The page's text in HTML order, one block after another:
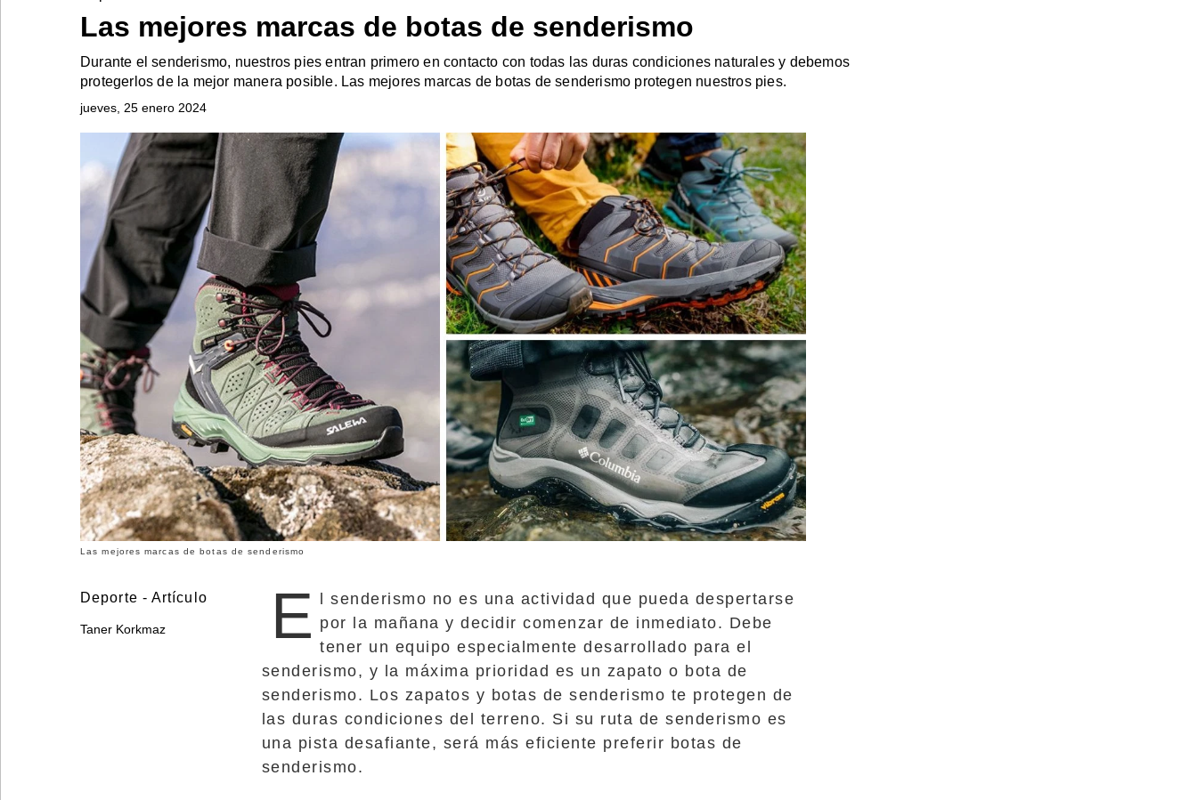
Las mejores marcas de botas de senderismo
Durante el senderismo, nuestros pies entran primero en contacto con todas las duras condiciones naturales y debemos
protegerlos de la mejor manera posible. Las mejores marcas de botas de senderismo protegen nuestros pies.
jueves, 25 enero 2024
Las mejores marcas de botas de senderismo
Deporte - Artículo
Taner Korkmaz E
l senderismo no es una actividad que pueda despertarse
por la mañana y decidir comenzar de inmediato. Debe
tener un equipo especialmente desarrollado para el
senderismo, y la máxima prioridad es un zapato o bota de
senderismo. Los zapatos y botas de senderismo te protegen de
las duras condiciones del terreno. Si su ruta de senderismo es
una pista desafiante, será más eficiente preferir botas de
senderismo.